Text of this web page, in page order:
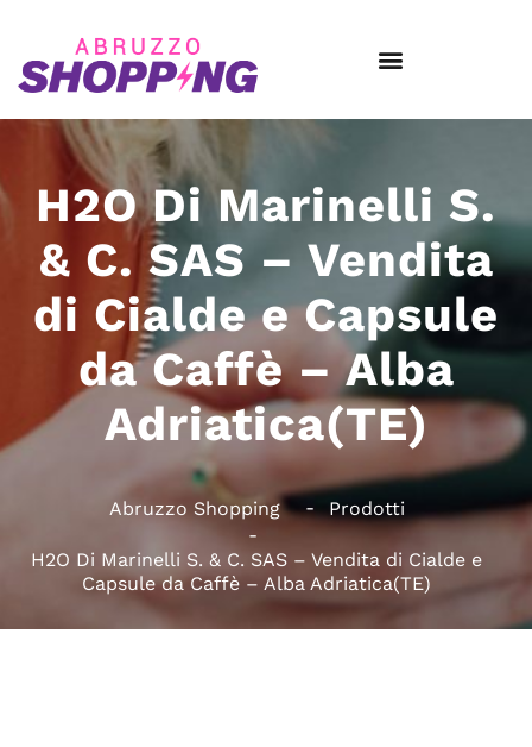
H2O Di Marinelli S.
& C. SAS – Vendita
di Cialde e Capsule
da Caffè – Alba
Adriatica(TE)
Abruzzo Shopping Prodotti
H2O Di Marinelli S. & C. SAS – Vendita di Cialde e
Capsule da Caffè – Alba Adriatica(TE)